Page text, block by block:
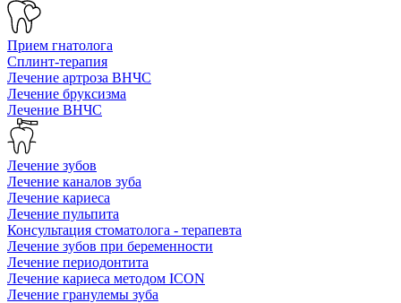
Прием гнатолога
Сплинт-терапия
Лечение артроза ВНЧС
Лечение бруксизма
Лечение ВНЧС
Лечение зубов
Лечение каналов зуба
Лечение кариеса
Лечение пульпита
Консультация стоматолога - терапевта
Лечение зубов при беременности
Лечение периодонтита
Лечение кариеса методом ICON
Лечение гранулемы зуба